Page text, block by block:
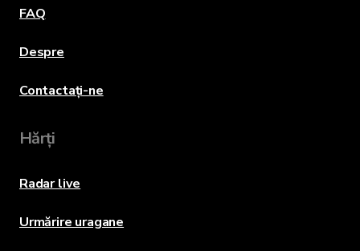
FAQ
Despre
Contactați-ne
Hărți
Radar live
Urmărire uragane